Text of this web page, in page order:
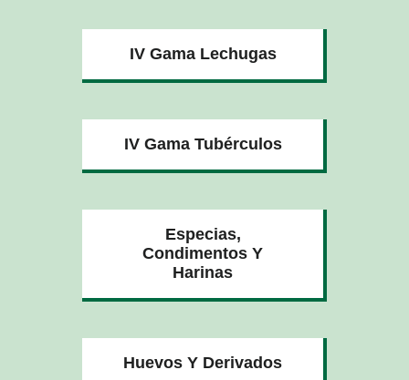
IV Gama Lechugas
IV Gama Tubérculos
Especias,
Condimentos Y
Harinas
Huevos Y Derivados